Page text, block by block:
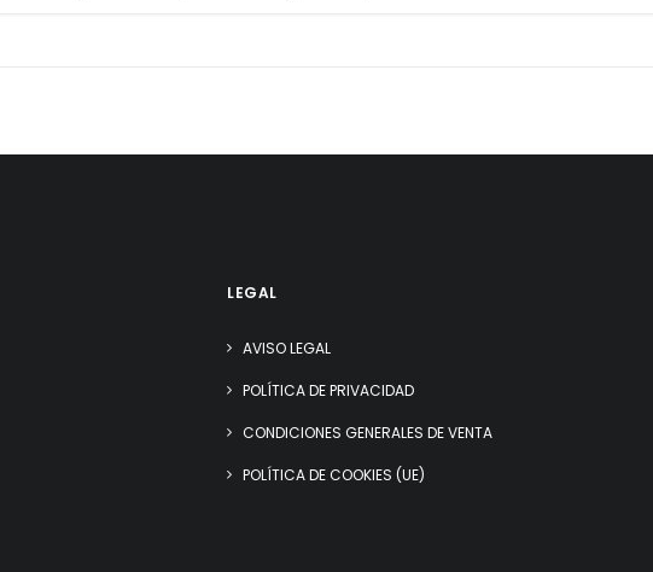
LEGAL
AVISO LEGAL
POLÍTICA DE PRIVACIDAD
CONDICIONES GENERALES DE VENTA
POLÍTICA DE COOKIES (UE)